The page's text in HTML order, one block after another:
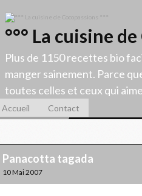
°°° La cuisine
Plus de 1150 recettes bio
manger sainement. Parce
toutes celles et ceux qui
Accueil Contact
Panacotta tagada
10 Mai 2007